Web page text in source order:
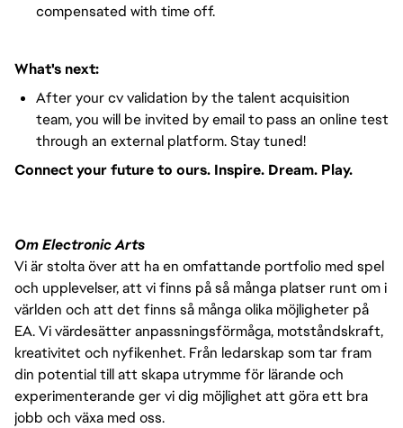
compensated with time off.
What's next:
After your cv validation by the talent acquisition
team, you will be invited by email to pass an online test
through an external platform. Stay tuned!
Connect your future to ours. Inspire. Dream. Play.
Om Electronic Arts
Vi är stolta över att ha en omfattande portfolio med spel
och upplevelser, att vi finns på så många platser runt om i
världen och att det finns så många olika möjligheter på
EA. Vi värdesätter anpassningsförmåga, motståndskraft,
kreativitet och nyfikenhet. Från ledarskap som tar fram
din potential till att skapa utrymme för lärande och
experimenterande ger vi dig möjlighet att göra ett bra
jobb och växa med oss.